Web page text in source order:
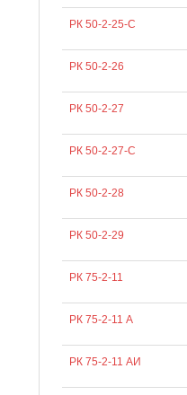
РК 50-2-25-С
РК 50-2-26
РК 50-2-27
РК 50-2-27-C
РК 50-2-28
РК 50-2-29
РК 75-2-11
РК 75-2-11 А
РК 75-2-11 АИ